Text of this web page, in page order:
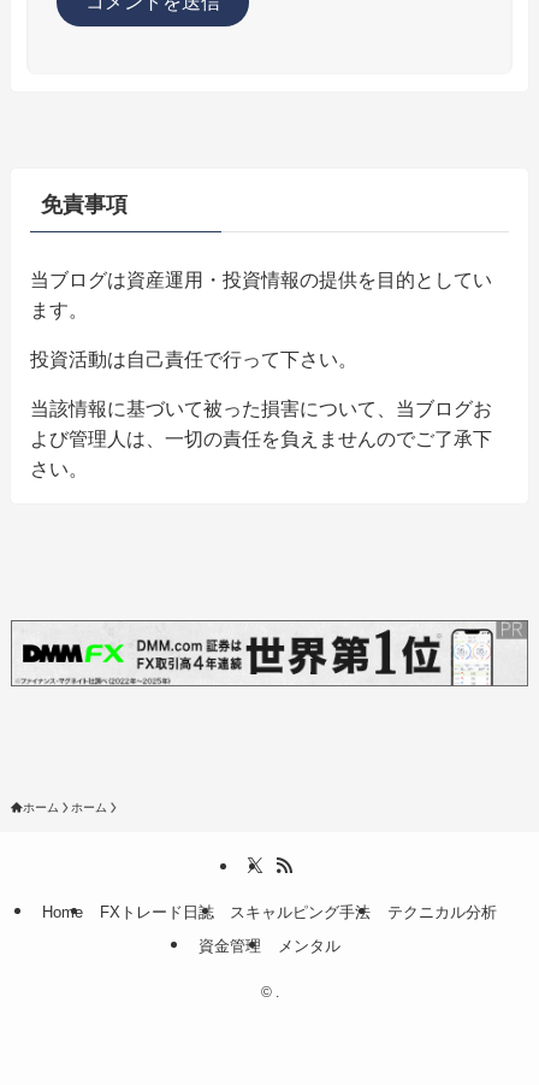
免責事項
当ブログは資産運用・投資情報の提供を目的としてい
ます。
投資活動は自己責任で行って下さい。
当該情報に基づいて被った損害について、当ブログお
よび管理人は、一切の責任を負えませんのでご了承下
さい。
ホーム ホーム
Home FXトレード日誌 スキャルピング手法
テクニカル分析
資金管理
メンタル
©.